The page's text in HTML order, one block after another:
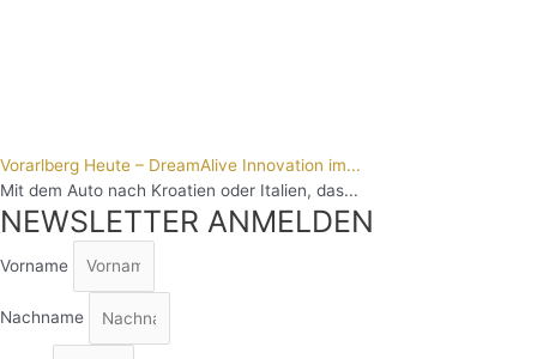
Vorarlberg Heute – DreamAlive Innovation im...
Mit dem Auto nach Kroatien oder Italien, das...
NEWSLETTER ANMELDEN
Vorname
Nachname